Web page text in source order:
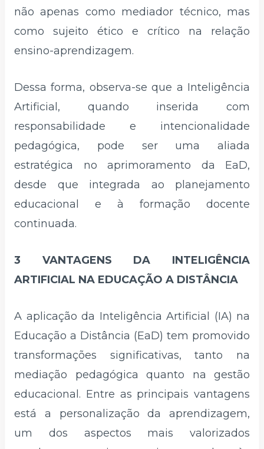
não apenas como mediador técnico, mas
como sujeito ético e crítico na relação
ensino-aprendizagem.
Dessa forma, observa-se que a Inteligência
Artificial, quando inserida com
responsabilidade e intencionalidade
pedagógica, pode ser uma aliada
estratégica no aprimoramento da EaD,
desde que integrada ao planejamento
educacional e à formação docente
continuada.
3 VANTAGENS DA INTELIGÊNCIA
ARTIFICIAL NA EDUCAÇÃO A DISTÂNCIA
A aplicação da Inteligência Artificial (IA) na
Educação a Distância (EaD) tem promovido
transformações significativas, tanto na
mediação pedagógica quanto na gestão
educacional. Entre as principais vantagens
está a personalização da aprendizagem,
um dos aspectos mais valorizados